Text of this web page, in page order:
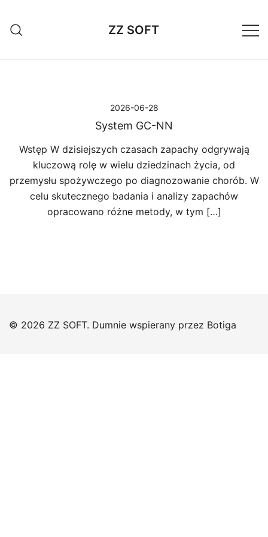
treści
ZZ SOFT
2026-06-28
System GC-NN
Wstęp W dzisiejszych czasach zapachy odgrywają
kluczową rolę w wielu dziedzinach życia, od
przemysłu spożywczego po diagnozowanie chorób. W
celu skutecznego badania i analizy zapachów
opracowano różne metody, w tym […]
© 2026 ZZ SOFT. Dumnie wspierany przez Botiga